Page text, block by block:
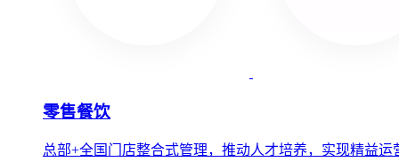
零售餐饮
总部+全国门店整合式管理，推动人才培养，实现精益运